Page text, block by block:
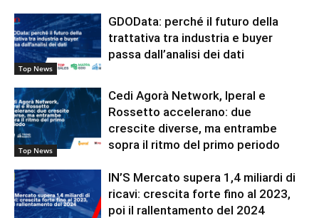
Top News
GDOData: perché il futuro della
trattativa tra industria e buyer
passa dall’analisi dei dati
Top News
Cedi Agorà Network, Iperal e
Rossetto accelerano: due
crescite diverse, ma entrambe
sopra il ritmo del primo periodo
IN’S Mercato supera 1,4 miliardi di
ricavi: crescita forte fino al 2023,
poi il rallentamento del 2024